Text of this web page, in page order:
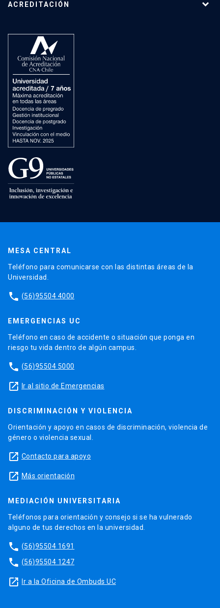
ACREDITACIÓN
MESA CENTRAL
Teléfono para comunicarse con las distintas áreas de la
Universidad.
phone (56)95504 4000
EMERGENCIAS UC
Teléfono en caso de accidente o situación que ponga en
riesgo tu vida dentro de algún campus.
phone (56)95504 5000
launch Ir al sitio de Emergencias
DISCRIMINACIÓN Y VIOLENCIA
Orientación y apoyo en casos de discriminación, violencia de
género o violencia sexual.
launch Contacto para apoyo
launch Más orientación
MEDIACIÓN UNIVERSITARIA
Teléfonos para orientación y consejo si se ha vulnerado
alguno de tus derechos en la universidad.
phone (56)95504 1691
phone (56)95504 1247
launch Ir a la Oficina de Ombuds UC